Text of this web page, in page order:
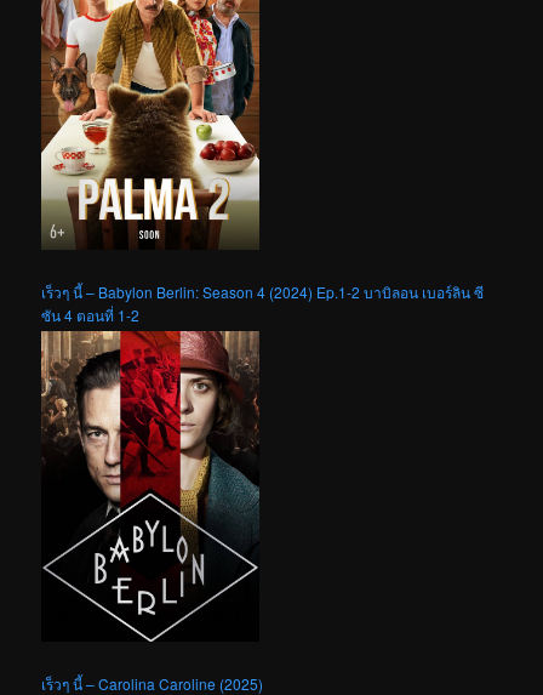
เร็วๆ นี้ – Babylon Berlin: Season 4 (2024) Ep.1-2 บาบิลอน เบอร์ลิน ซี
ซัน 4 ตอนที่ 1-2
เร็วๆ นี้ – Carolina Caroline (2025)